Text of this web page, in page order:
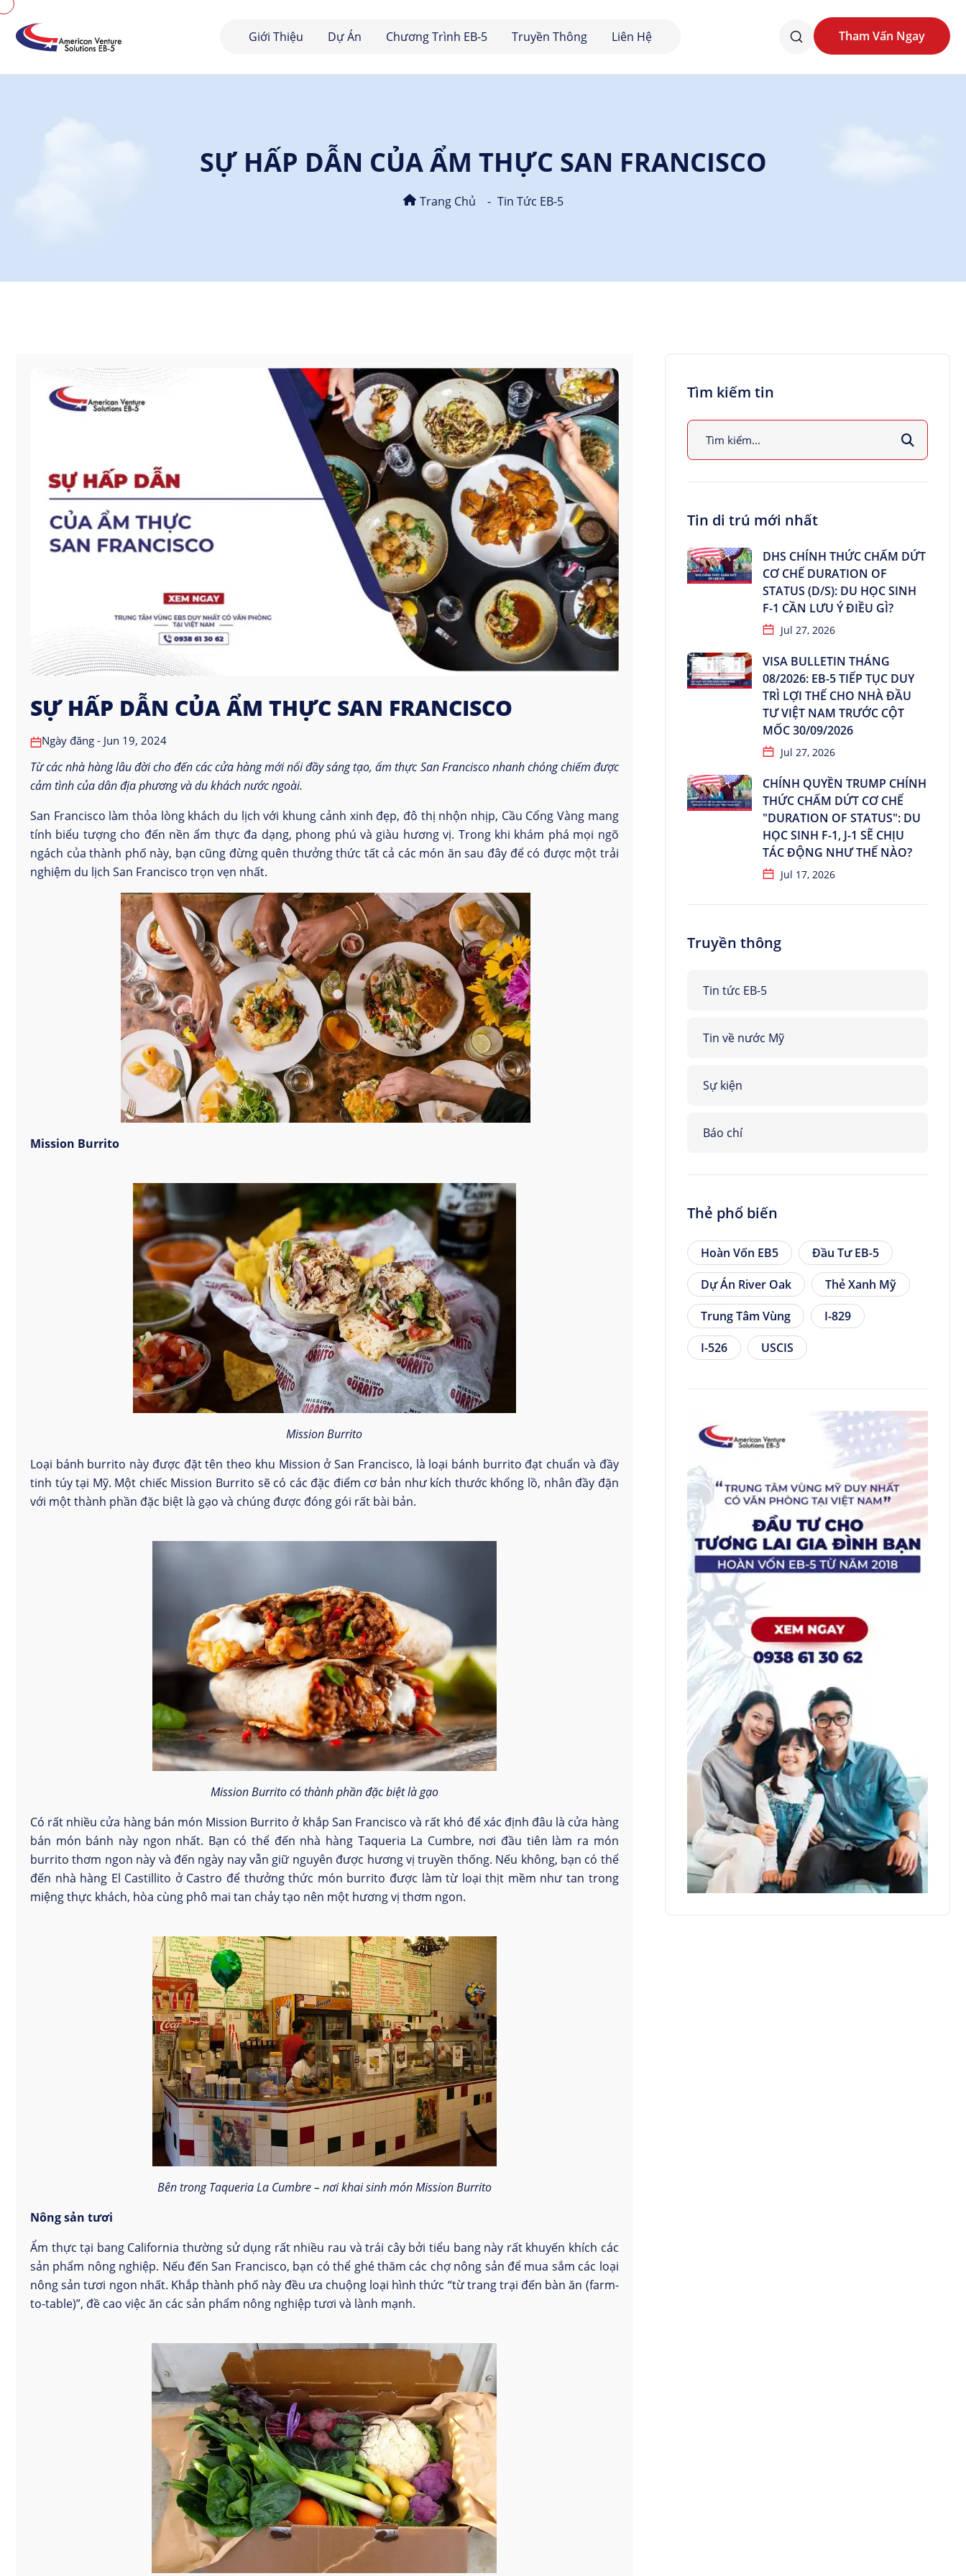
Giới Thiệu Dự Án Chương Trình EB-5 Truyền Thông Liên Hệ
Tham Vấn Ngay
Tham Vấn Ngay
SỰ HẤP DẪN CỦA ẨM THỰC SAN FRANCISCO
Trang Chủ Tin Tức EB-5
SỰ HẤP DẪN CỦA ẨM THỰC SAN FRANCISCO
Ngày đăng - Jun 19, 2024
Từ các nhà hàng lâu đời cho đến các cửa hàng mới nổi đầy sáng tạo, ẩm thực San Francisco nhanh chóng chiếm được
cảm tình của dân địa phương và du khách nước ngoài.
San Francisco làm thỏa lòng khách du lịch với khung cảnh xinh đẹp, đô thị nhộn nhịp, Cầu Cổng Vàng mang
tính biểu tượng cho đến nền ẩm thực đa dạng, phong phú và giàu hương vị. Trong khi khám phá mọi ngõ
ngách của thành phố này, bạn cũng đừng quên thưởng thức tất cả các món ăn sau đây để có được một trải
nghiệm du lịch San Francisco trọn vẹn nhất.
Mission Burrito
Mission Burrito
Loại bánh burrito này được đặt tên theo khu Mission ở San Francisco, là loại bánh burrito đạt chuẩn và đầy
tinh túy tại Mỹ. Một chiếc Mission Burrito sẽ có các đặc điểm cơ bản như kích thước khổng lồ, nhân đầy đặn
với một thành phần đặc biệt là gạo và chúng được đóng gói rất bài bản.
Mission Burrito có thành phần đặc biệt là gạo
Có rất nhiều cửa hàng bán món Mission Burrito ở khắp San Francisco và rất khó để xác định đâu là cửa hàng
bán món bánh này ngon nhất. Bạn có thể đến nhà hàng Taqueria La Cumbre, nơi đầu tiên làm ra món
burrito thơm ngon này và đến ngày nay vẫn giữ nguyên được hương vị truyền thống. Nếu không, bạn có thể
đến nhà hàng El Castillito ở Castro để thưởng thức món burrito được làm từ loại thịt mềm như tan trong
miệng thực khách, hòa cùng phô mai tan chảy tạo nên một hương vị thơm ngon.
Bên trong Taqueria La Cumbre – nơi khai sinh món Mission Burrito
Nông sản tươi
Ẩm thực tại bang California thường sử dụng rất nhiều rau và trái cây bởi tiểu bang này rất khuyến khích các
sản phẩm nông nghiệp. Nếu đến San Francisco, bạn có thể ghé thăm các chợ nông sản để mua sắm các loại
nông sản tươi ngon nhất. Khắp thành phố này đều ưa chuộng loại hình thức “từ trang trại đến bàn ăn (farm-
to-table)”, đề cao việc ăn các sản phẩm nông nghiệp tươi và lành mạnh.
Tìm kiếm tin
Tin di trú mới nhất
DHS CHÍNH THỨC CHẤM DỨT
CƠ CHẾ DURATION OF
STATUS (D/S): DU HỌC SINH
F-1 CẦN LƯU Ý ĐIỀU GÌ?
Jul 27, 2026
VISA BULLETIN THÁNG
08/2026: EB-5 TIẾP TỤC DUY
TRÌ LỢI THẾ CHO NHÀ ĐẦU
TƯ VIỆT NAM TRƯỚC CỘT
MỐC 30/09/2026
Jul 27, 2026
CHÍNH QUYỀN TRUMP CHÍNH
THỨC CHẤM DỨT CƠ CHẾ
"DURATION OF STATUS": DU
HỌC SINH F-1, J-1 SẼ CHỊU
TÁC ĐỘNG NHƯ THẾ NÀO?
Jul 17, 2026
Truyền thông
Tin tức EB-5
Tin về nước Mỹ
Sự kiện
Báo chí
Thẻ phổ biến
Hoàn Vốn EB5
Đầu Tư EB-5
Dự Án River Oak
Thẻ Xanh Mỹ
Trung Tâm Vùng
I-829
I-526
USCIS